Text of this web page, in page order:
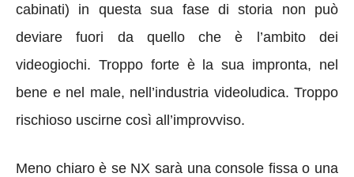
cabinati) in questa sua fase di storia non può
deviare fuori da quello che è l’ambito dei
videogiochi. Troppo forte è la sua impronta, nel
bene e nel male, nell’industria videoludica. Troppo
rischioso uscirne così all’improvviso.
Meno chiaro è se NX sarà una console fissa o una